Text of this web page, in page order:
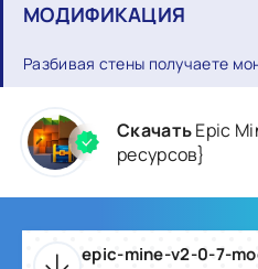
МОДИФИКАЦИЯ
Разбивая стены получаете
СкачатьEpic
ресурсов}
epic-mine-v2-0-7-